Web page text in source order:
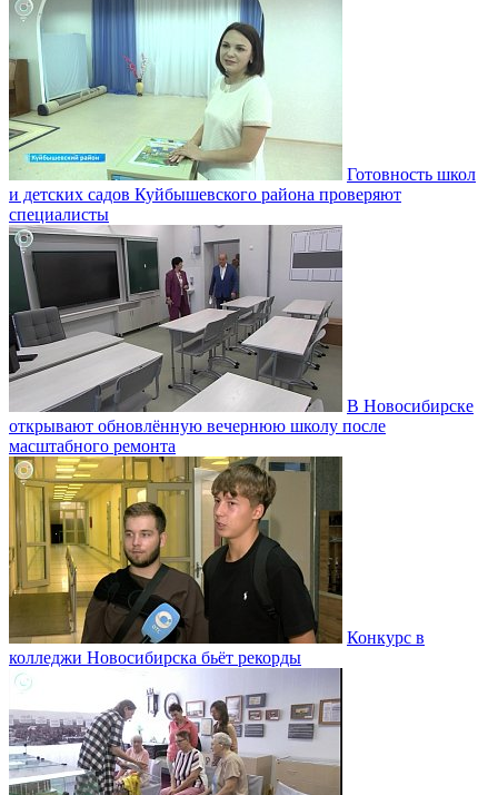
Готовность школ
и детских садов Куйбышевского района проверяют
специалисты
В Новосибирске
открывают обновлённую вечернюю школу после
масштабного ремонта
Конкурс в
колледжи Новосибирска бьёт рекорды